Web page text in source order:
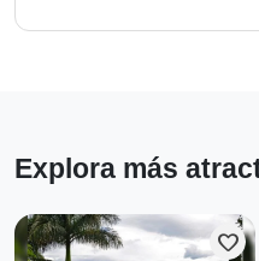
Explora más
favorite